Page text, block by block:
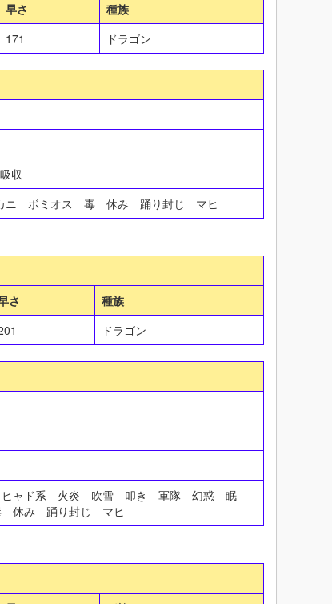
早さ
種族
171 ドラゴン
収
ボミオス 毒 休み 踊り封じ マヒ
さ
種族
ドラゴン
ャド系 火炎 吹雪 叩き 軍隊 幻惑 眠
休み 踊り封じ マヒ